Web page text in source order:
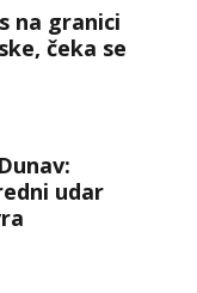
na granici
čeka se
udar